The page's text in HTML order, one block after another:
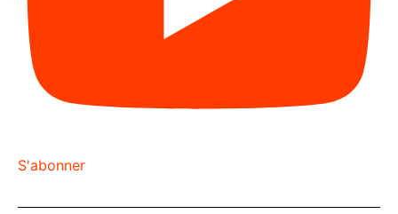
S'abonner